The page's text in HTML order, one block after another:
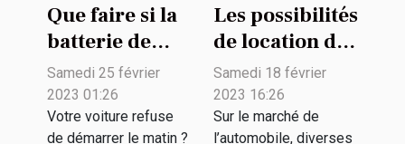
Que faire si la
batterie de
votre
hoverboard ne
tient plus la
Samedi 25 février
2023 01:26
Votre voiture refuse
de démarrer le matin ?
Les possibilités
de location de
voiture
Samedi 18 février
2023 16:26
Sur le marché de
l’automobile, diverses